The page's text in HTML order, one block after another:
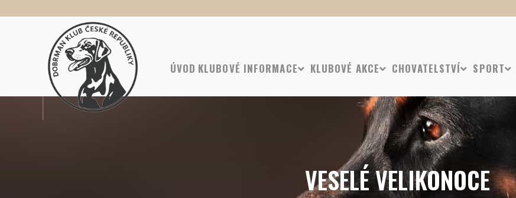
ÚVOD KLUBOVÉ INFORMACE KLUBOVÉ AKCE CHOVATELSTVÍ SPORT
VESELÉ VELIKONOCE